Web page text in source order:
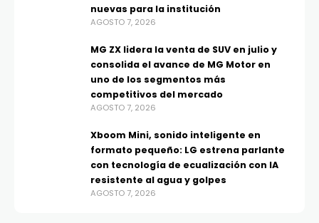
nuevas para la institución
AGOSTO 7, 2026
MG ZX lidera la venta de SUV en julio y
consolida el avance de MG Motor en
uno de los segmentos más
competitivos del mercado
AGOSTO 7, 2026
Xboom Mini, sonido inteligente en
formato pequeño: LG estrena parlante
con tecnología de ecualización con IA
resistente al agua y golpes
AGOSTO 7, 2026